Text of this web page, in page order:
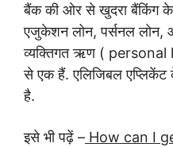
बैंक की ओर से खुदरा बैंकिंग
एजुकेशन लोन, पर्सनल लोन,
व्यक्तिगत ऋण ( personal
से एक हैं. एलिजिबल एप्लिकेंट
है.
इसे भी पढ़ें – How can I